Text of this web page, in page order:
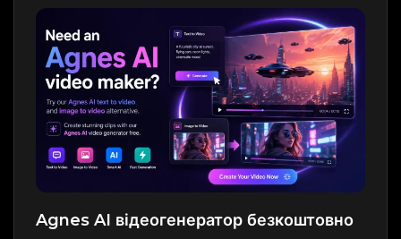
Agnes AI відеогенератор безкоштовно